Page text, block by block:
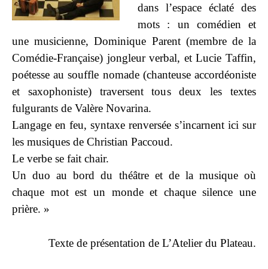
dans l’espace éclaté des
mots : un comédien et
une musicienne, Dominique Parent (membre de la
Comédie-Française) jongleur verbal, et Lucie Taffin,
poétesse au souffle nomade (chanteuse accordéoniste
et saxophoniste) traversent tous deux les textes
fulgurants de Valère Novarina.
Langage en feu, syntaxe renversée s’incarnent ici sur
les musiques de Christian Paccoud.
Le verbe se fait chair.
Un duo au bord du théâtre et de la musique où
chaque mot est un monde et chaque silence une
prière. »
Texte de présentation de L’Atelier du Plateau.